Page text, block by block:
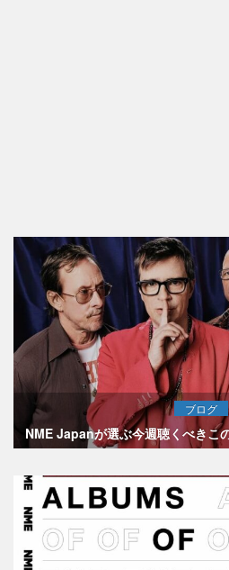
ブログ
NME Japanが選ぶ今週聴くべきこ